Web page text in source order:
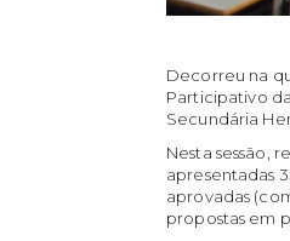
Decorreu na
Participativo
Secundária
Nesta sessão,
apresentadas
aprovadas
propostas em